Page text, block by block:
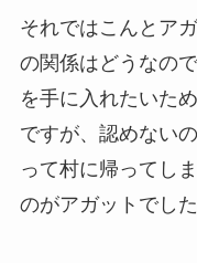
それではこんとア
の関係はどうなの
を手に入れたいた
ですが、認めない
って村に帰ってし
のがアガットでした